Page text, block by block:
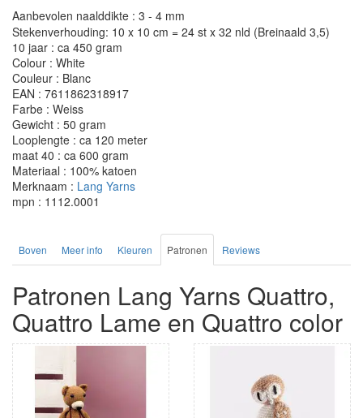
Aanbevolen naalddikte : 3 - 4 mm
Stekenverhouding: 10 x 10 cm = 24 st x 32 nld (Breinaald 3,5)
10 jaar : ca 450 gram
Colour : White
Couleur : Blanc
EAN : 7611862318917
Farbe : Weiss
Gewicht : 50 gram
Looplengte : ca 120 meter
maat 40 : ca 600 gram
Materiaal : 100% katoen
Merknaam : Lang Yarns
mpn : 1112.0001
Boven Meer info Kleuren Patronen Reviews
Patronen Lang Yarns Quattro,
Quattro Lame en Quattro color